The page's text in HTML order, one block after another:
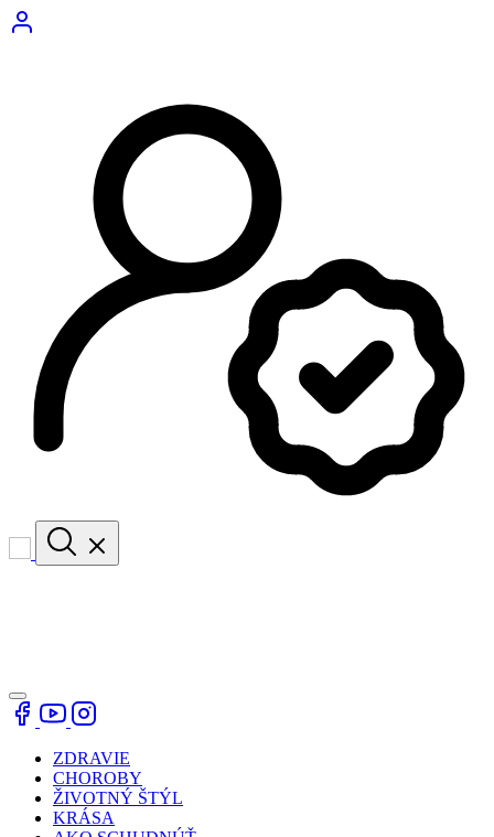
ZDRAVIE
CHOROBY
ŽIVOTNÝ ŠTÝL
KRÁSA